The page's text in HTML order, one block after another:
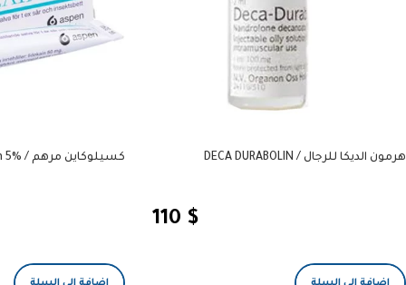
هرمون الديكا للرجال / DECA DURABOLIN
110 $
كسيلوكاين مرهم / %Xylocain 5